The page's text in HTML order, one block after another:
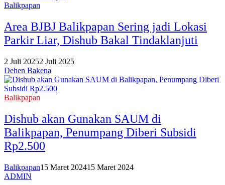
Balikpapan
Area BJBJ Balikpapan Sering jadi Lokasi
Parkir Liar, Dishub Bakal Tindaklanjuti
2 Juli 20252 Juli 2025
Dehen Bakena
Balikpapan
Dishub akan Gunakan SAUM di
Balikpapan, Penumpang Diberi Subsidi
Rp2.500
Balikpapan15 Maret 202415 Maret 2024
ADMIN